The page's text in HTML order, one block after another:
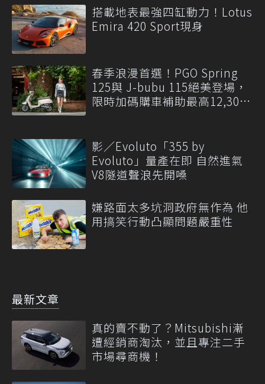
搭載地表最強四缸動力！Lotus
Emira 420 Sport現身
春季浪漫首選！PGO Spring
125與 J-bubu 115絕美登場，
限時加碼購車補助最高12,300
影／Evoluto「355 by
Evoluto」量產在即 自然進氣
V8隧道聲浪先開嗓
嫌路面太多坑洞政府無作為 他
用搞笑行動凸顯問題嚴重性
最新文章
真的賣不動了？Mitsubishi漸
遭經銷商淘汰，並且專注二手
市場尋商機！